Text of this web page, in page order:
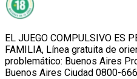
EL JUEGO COMPULSIVO ES
FAMILIA, Línea gratuita de
problemático: Buenos Aires
Buenos Aires Ciudad 0800-